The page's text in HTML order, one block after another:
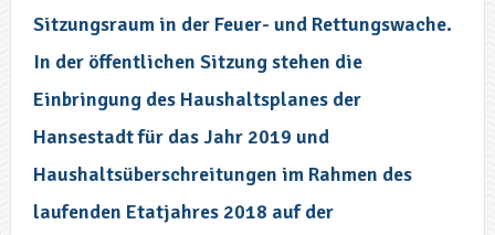
Sitzungsraum in der Feuer- und Rettungswache.
In der öffentlichen Sitzung stehen die
Einbringung des Haushaltsplanes der
Hansestadt für das Jahr 2019 und
Haushaltsüberschreitungen im Rahmen des
laufenden Etatjahres 2018 auf der